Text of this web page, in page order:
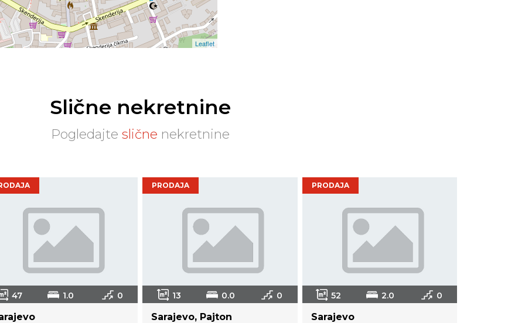
Leaflet
Slične nekretnine
Pogledajte slične nekretnine
47 1.0 0
PRODAJA
13 0.0 0
Sarajevo, Pajton
PRODAJA
52 2.0 0
Sarajevo